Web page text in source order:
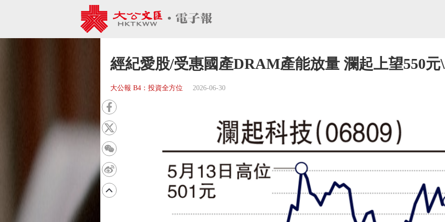
經紀愛股/受惠國產DRAM產能放量 瀾起上望550元
大公報 B4：投資全方位 2026-06-30